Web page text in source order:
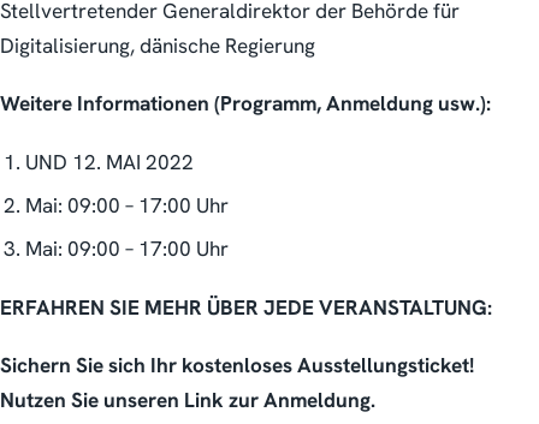
Stellvertretender Generaldirektor der Behörde für
Digitalisierung, dänische Regierung
Weitere Informationen (Programm, Anmeldung usw.):
UND 12. MAI 2022
Mai: 09:00 – 17:00 Uhr
Mai: 09:00 – 17:00 Uhr
ERFAHREN SIE MEHR ÜBER JEDE VERANSTALTUNG:
Sichern Sie sich Ihr kostenloses Ausstellungsticket!
Nutzen Sie unseren Link zur Anmeldung.